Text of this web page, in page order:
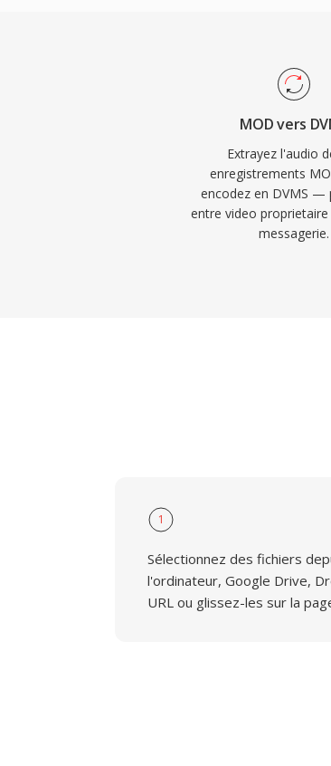
MOD vers
Extrayez l'audio
enregistrements
encodez en DVMS —
entre video
messagerie.
1
Sélectionnez des fichiers
l'ordinateur, Google Drive,
URL ou glissez-les sur la